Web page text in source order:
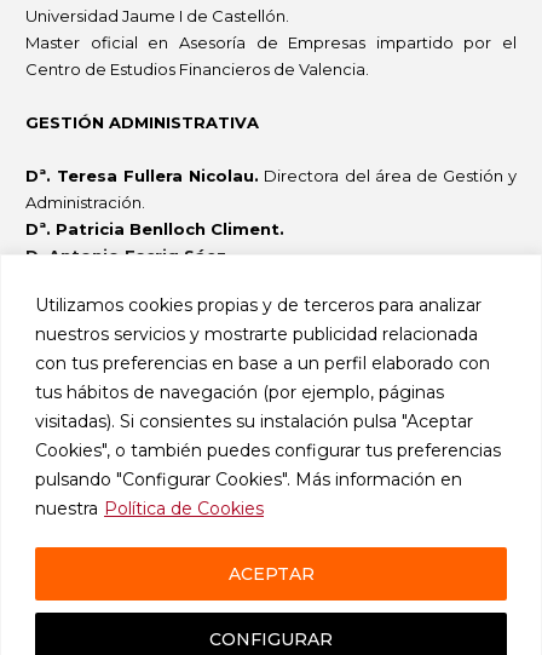
Utilizamos cookies propias y de terceros para analizar
nuestros servicios y mostrarte publicidad relacionada
con tus preferencias en base a un perfil elaborado con
tus hábitos de navegación (por ejemplo, páginas
visitadas). Si consientes su instalación pulsa "Aceptar
Cookies", o también puedes configurar tus preferencias
pulsando "Configurar Cookies". Más información en
nuestra Política de Cookies
CONFIGURAR
ACEPTAR
Universidad Jaume I de Castellón.
Master oficial en Asesoría de Empresas impartido por el
Centro de Estudios Financieros de Valencia.
GESTIÓN ADMINISTRATIVA
Dª. Teresa Fullera Nicolau. Directora del área de Gestión y
Administración.
Dª. Patricia Benlloch Climent.
D. Antonio Escrig Sáez.
OTRO DESPACHO
Plaza Tetuán, 15, 2º, pta. 4
46003 VALENCIA
Localización